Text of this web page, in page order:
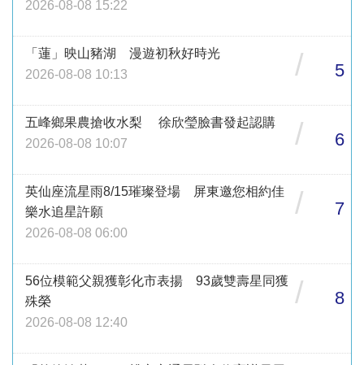
2026-08-08 15:22
「蓮」映山豬湖 漫遊初秋好時光
2026-08-08 10:13
/ 5
五峰鄉果農搶收水梨 徐欣瑩臉書發起認購
2026-08-08 10:07
/ 6
英仙座流星雨8/15璀璨登場 屏東邀您相約佳
樂水追星許願
2026-08-08 06:00
/ 7
56位模範父親獲彰化市表揚 93歲雙壽星同獲
殊榮
2026-08-08 12:40
/ 8